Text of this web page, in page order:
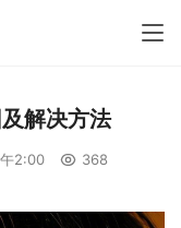
解决方法
2:00 368